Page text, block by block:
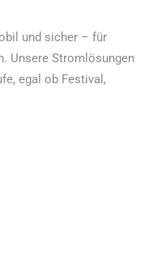
und sicher – für
Unsere Stromlösungen
egal ob Festival,